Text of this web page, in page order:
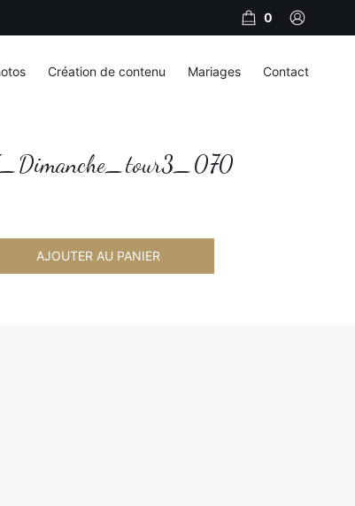
AJOUTER AU PANIER
0
Création de contenu Mariages Contact